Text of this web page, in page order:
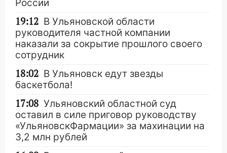
России
19:12 В Ульяновской области
руководителя частной компании
наказали за сокрытие прошлого своего
сотрудник
18:02 В Ульяновск едут звезды
баскетбола!
17:08 Ульяновский областной суд
оставил в силе приговор руководству
«УльяновскФармации» за махинации на
3,2 млн рублей